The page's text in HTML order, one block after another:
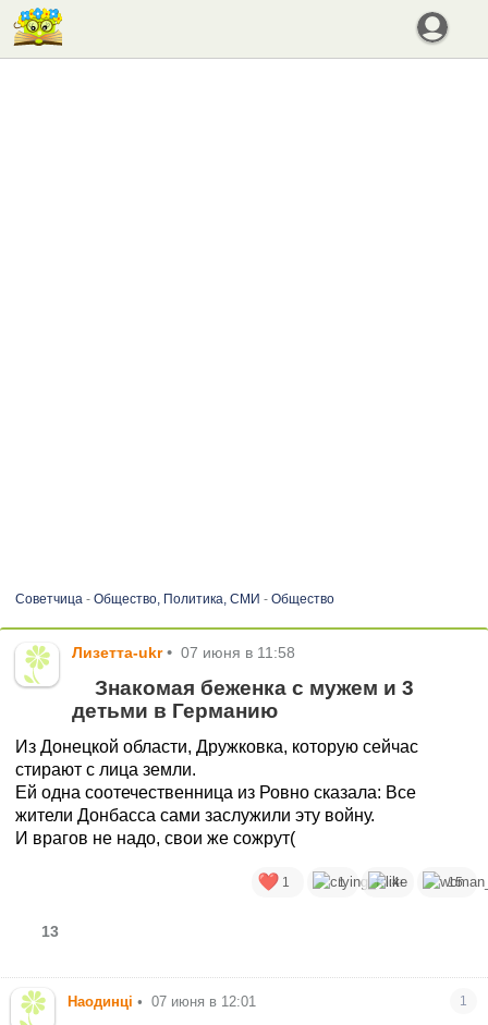
Советчица- Общество, Политика, СМИ - Общество
Лизетта-ukr • 07 июня в 11:58
Знакомая беженка с мужем и 3
детьми в Германию
Из Донецкой области, Дружковка, которую сейчас
стирают с лица земли.
Ей одна соотечественница из Ровно сказала: Все
жители Донбасса сами заслужили эту войну.
И врагов не надо, свои же сожрут(
1 1 4 15
13
Наодинцi • 07 июня в 12:01 1